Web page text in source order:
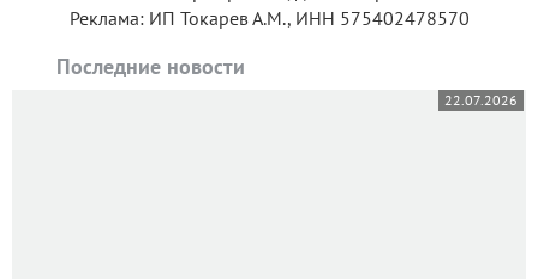
Реклама: ИП Токарев А.М., ИНН 575402478570
Последние новости
22.07.2026